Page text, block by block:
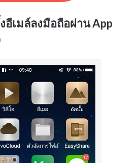
อีเมล์ลงมือถือผ่าน App